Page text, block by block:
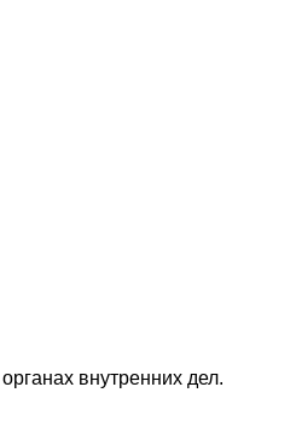
внутренних дел.